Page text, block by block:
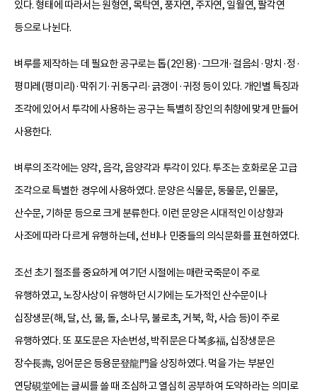
있다. 형태에 따라서는 원형연, 목탁연, 풍자연, 주자연, 일월연, 팔각연
등으로 나뉜다.
벼루를 제작하는 데 필요한 공구로는 톱(2인용)·그므개·걸음쇠·망치·정·
평미레(평미리)·막쥐기·귀동구리·긁갱이·귀정 등이 있다. 개인별 특징과
조각에 있어서 투각에 사용하는 공구는 특별히 장인의 취향에 맞게 만들어
사용한다.
벼루의 조각에는 양각, 음각, 음양각과 투각이 있다. 투조는 호화로운 고급
조각으로 특별한 경우에 사용하였다. 문양은 식물문, 동물문, 인물문,
산수문, 기하문 등으로 크게 분류한다. 이런 문양은 시대적인 이상향과
사조에 따라 다르게 유행하는데, 선비나 민중들의 의식문화를 표현하였다.
조선 초기 절조를 중요하게 여기던 시절에는 매란국죽문이 주로
유행하였고, 노장사상이 유행하던 시기에는 도가적인 산수문이나
십장생문(해, 달, 산, 물, 돌, 소나무, 불로초, 거북, 학, 사슴 등)이 주로
유행하였다. 또 포도문은 자손번성, 박쥐문은 다복多福, 십장생문은
장수長壽, 잉어문은 등용문登龍門을 상징하였다. 먹을 가는 부분인
연당硯堂에는 글씨를 쓸 때 조심하고 열심히 공부하여 도약하라는 의미로